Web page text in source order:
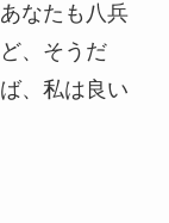
なたも八兵
、そうだ
、私は良い